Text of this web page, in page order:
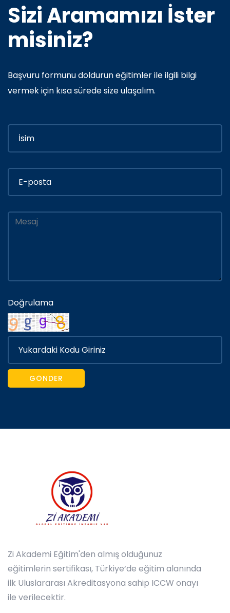
Sizi Aramamızı İster
misiniz?
Başvuru formunu doldurun eğitimler ile ilgili bilgi
vermek için kısa sürede size ulaşalım.
Doğrulama
GÖNDER
Zi Akademi Eğitim'den almış olduğunuz
eğitimlerin sertifikası, Türkiye‘de eğitim alanında
ilk Uluslararası Akreditasyona sahip ICCW onayı
ile verilecektir.